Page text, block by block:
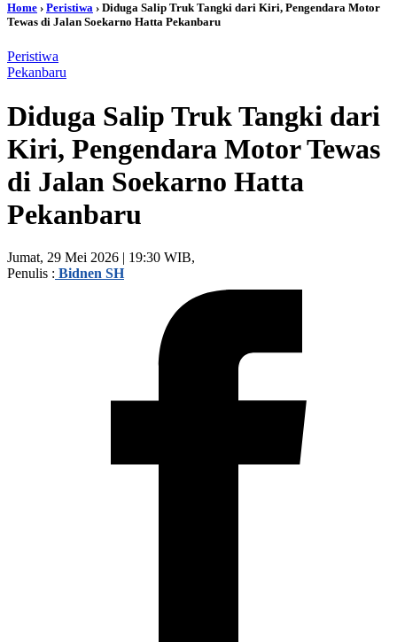
Home › Peristiwa › Diduga Salip Truk Tangki dari Kiri, Pengendara Motor
Tewas di Jalan Soekarno Hatta Pekanbaru
Peristiwa
Pekanbaru
Diduga Salip Truk Tangki dari
Kiri, Pengendara Motor Tewas
di Jalan Soekarno Hatta
Pekanbaru
Jumat, 29 Mei 2026 | 19:30 WIB,
Penulis : Bidnen SH